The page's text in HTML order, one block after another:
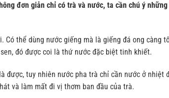
đơn giản chỉ có trà và nước, ta cần chú ý
thể dùng nước giếng mà là giếng đá ong càng
đó được coi là thứ nước đặc biệt tinh khiết.
được, tuy nhiên nước pha trà chỉ cần nước ở nhiệt
và làm mất đi vị thơm ban đầu của trà.